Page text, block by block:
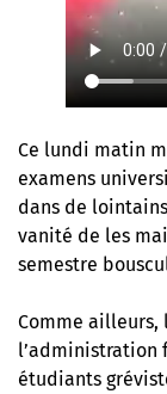
Ce lundi matin
examens
dans de
vanité de les
semestre
Comme ailleurs,
l’administration
étudiants